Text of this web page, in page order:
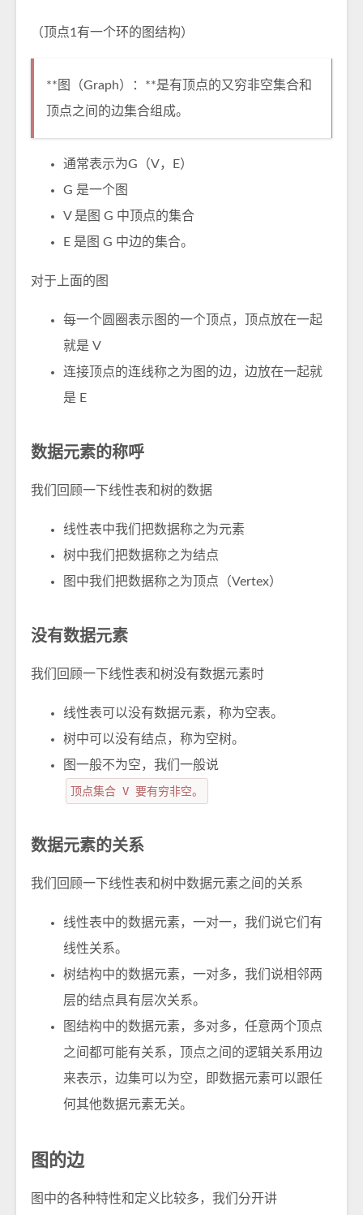
（顶点1有一个环的图结构）
**图（Graph）：**是有顶点的又穷非空集合和
顶点之间的边集合组成。
通常表示为G（V，E）
G 是一个图
V 是图 G 中顶点的集合
E 是图 G 中边的集合。
对于上面的图
每一个圆圈表示图的一个顶点，顶点放在一起
就是 V
连接顶点的连线称之为图的边，边放在一起就
是 E
数据元素的称呼
我们回顾一下线性表和树的数据
线性表中我们把数据称之为元素
树中我们把数据称之为结点
图中我们把数据称之为顶点（Vertex）
没有数据元素
我们回顾一下线性表和树没有数据元素时
线性表可以没有数据元素，称为空表。
树中可以没有结点，称为空树。
图一般不为空，我们一般说
顶点集合 V 要有穷非空。
数据元素的关系
我们回顾一下线性表和树中数据元素之间的关系
线性表中的数据元素，一对一，我们说它们有
线性关系。
树结构中的数据元素，一对多，我们说相邻两
层的结点具有层次关系。
图结构中的数据元素，多对多，任意两个顶点
之间都可能有关系，顶点之间的逻辑关系用边
来表示，边集可以为空，即数据元素可以跟任
何其他数据元素无关。
图的边
图中的各种特性和定义比较多，我们分开讲